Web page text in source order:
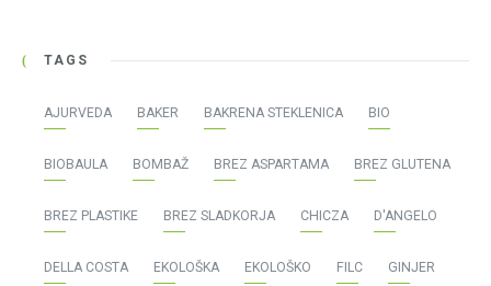
TAGS
AJURVEDA BAKER BAKRENA STEKLENICA BIO
BIOBAULA BOMBAŽ BREZ ASPARTAMA BREZ GLUTENA
BREZ PLASTIKE BREZ SLADKORJA CHICZA D'ANGELO
DELLA COSTA EKOLOŠKA EKOLOŠKO FILC GINJER